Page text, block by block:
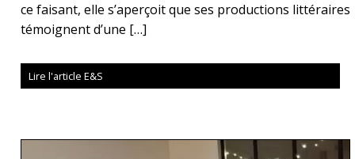
ce faisant, elle s’aperçoit que ses productions littéraires
témoignent d’une […]
Lire l'article E&S